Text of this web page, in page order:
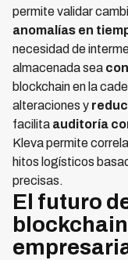
permite validar
anomalías en
necesidad de
almacenada sea
blockchain en la
alteraciones y
facilita auditoría
Kleva permite
hitos logísticos
precisas.
El futuro